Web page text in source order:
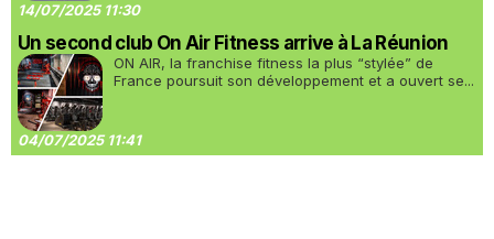
14/07/2025 11:30
Un second club On Air Fitness arrive à La Réunion
ON AIR, la franchise fitness la plus “stylée” de
France poursuit son développement et a ouvert se...
04/07/2025 11:41